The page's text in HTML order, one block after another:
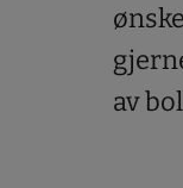
av